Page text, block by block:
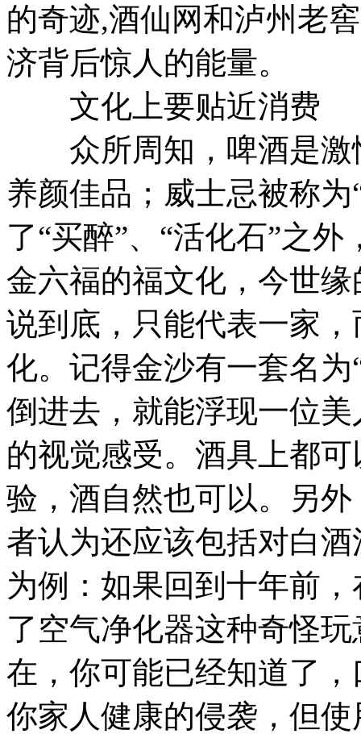
的奇迹,酒仙网和泸州老
济背后惊人的能量。
文化上要贴近消费
众所周知，啤酒是激
养颜佳品；威士忌被称
了“买醉”、“活化石”之
金六福的福文化，今世
说到底，只能代表一家
化。记得金沙有一套名
倒进去，就能浮现一位
的视觉感受。酒具上都
验，酒自然也可以。另
者认为还应该包括对白
为例：如果回到十年前
了空气净化器这种奇怪
在，你可能已经知道了
你家人健康的侵袭，但